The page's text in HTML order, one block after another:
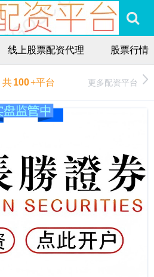
线上股票配资代理 股票行情
共100+平台 更多配资平台